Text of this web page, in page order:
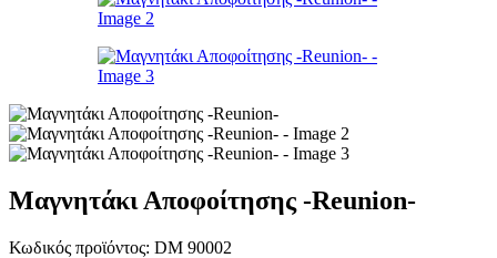
Μαγνητάκι Αποφοίτησης -Reunion-
Κωδικός προϊόντος: DM 90002